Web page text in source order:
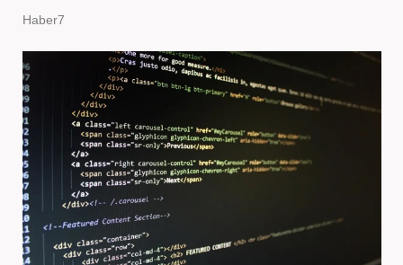
Haber7